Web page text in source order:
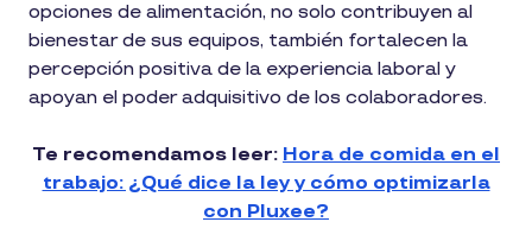
opciones de alimentación, no solo contribuyen al
bienestar de sus equipos, también fortalecen la
percepción positiva de la experiencia laboral y
apoyan el poder adquisitivo de los colaboradores.
Te recomendamos leer: Hora de comida en el
trabajo: ¿Qué dice la ley y cómo optimizarla
con Pluxee?